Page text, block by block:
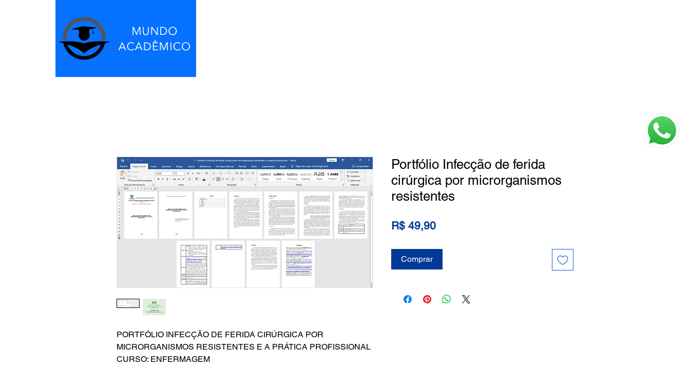
PORTFÓLIO INFECÇÃO DE FERIDA CIRÚRGICA POR
MICRORGANISMOS RESISTENTES E A PRÁTICA PROFISSIONAL
CURSO: ENFERMAGEM
Portfólio Infecção de ferida
cirúrgica por microrganismos
resistentes
R$ 49,90Preço
Comprar